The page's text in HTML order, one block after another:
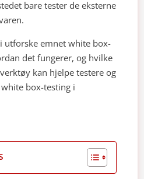
bare tester de eksterne
utforske emnet white box-
det fungerer, og hvilke
kan hjelpe testere og
box-testing i